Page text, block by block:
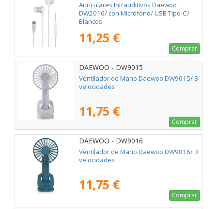
Auriculares Intrauditivos Daewoo
DW2016/ con Micrófono/ USB Tipo-C/
Blancos
11,25 €
Comprar
DAEWOO - DW9015
Ventilador de Mano Daewoo DW9015/ 3
velocidades
11,75 €
Comprar
DAEWOO - DW9016
Ventilador de Mano Daewoo DW9016/ 3
velocidades
11,75 €
Comprar